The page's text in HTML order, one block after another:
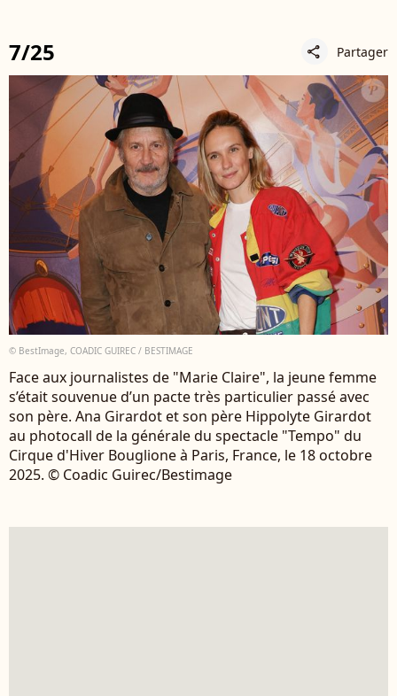
7/25 share Partager
© BestImage, COADIC GUIREC / BESTIMAGE
Face aux journalistes de "Marie Claire", la jeune femme
s’était souvenue d’un pacte très particulier passé avec
son père. Ana Girardot et son père Hippolyte Girardot
au photocall de la générale du spectacle "Tempo" du
Cirque d'Hiver Bouglione à Paris, France, le 18 octobre
2025. © Coadic Guirec/Bestimage